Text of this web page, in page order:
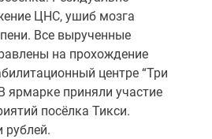
ЦНС, ушиб мозга
Все вырученные
на прохождение
центре “Три
ярмарке приняли участие
посёлка Тикси.
рублей.